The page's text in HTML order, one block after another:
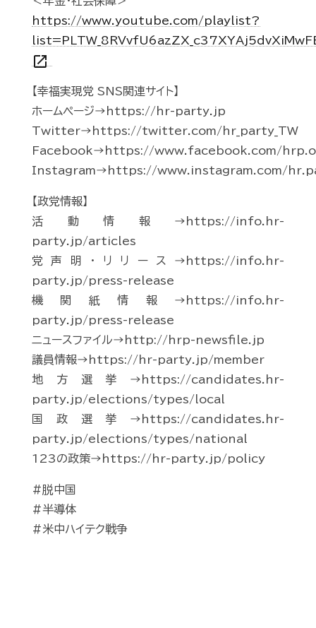
https://www.youtube.com/playlist?
open_in_new
【幸福実現党 SNS関連サイト】
ホームページ→https://hr-party.jp
Twitter→https://twitter.com/hr_party_TW
Facebook→https://www.facebook.com/
Instagram→https://www.instagram.com/
【政党情報】
活動情報→https://info.hr-
party.jp/articles
党声明・リリース→https://info.hr-
party.jp/press-release
機関紙情報→https://info.hr-
party.jp/press-release
ニュースファイル→http://hrp-newsfile.jp
議員情報→https://hr-party.jp/member
地方選挙→https://candidates.hr-
party.jp/elections/types/local
国政選挙→https://candidates.hr-
party.jp/elections/types/national
123の政策→https://hr-party.jp/policy
#脱中国
#半導体
#米中ハイテク戦争